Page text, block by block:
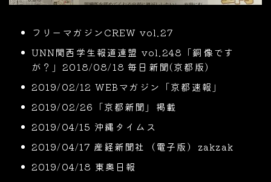
フリーマガジンCREW vol.27
UNN関西学生報道連盟 vol.248「銅像です
が？」2018/08/18 毎日新聞(京都版)
2019/02/12 WEBマガジン「京都速報」
2019/02/26「京都新聞」掲載
2019/04/15 沖縄タイムス
2019/04/17 産経新聞社（電子版）zakzak
2019/04/18 東奥日報